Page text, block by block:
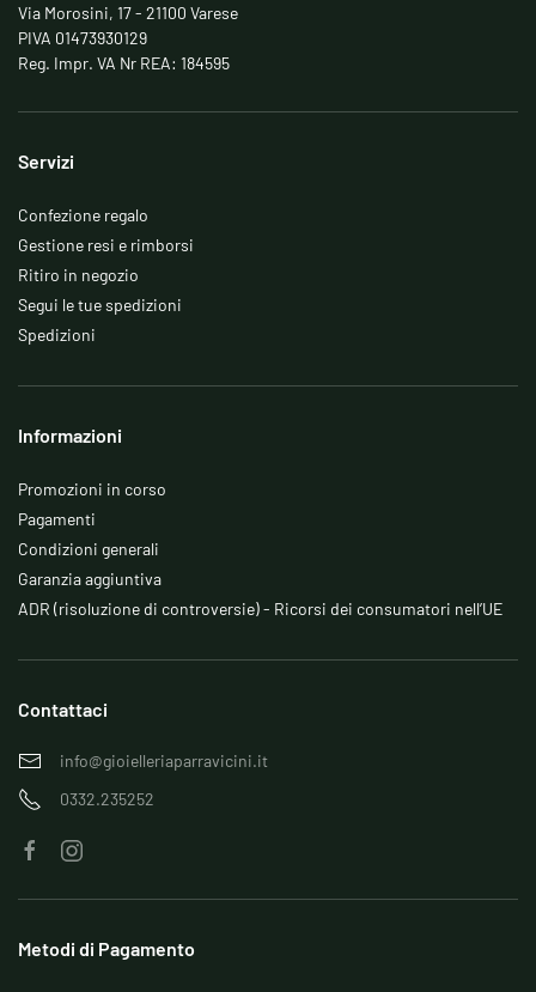
Via Morosini, 17 - 21100 Varese
PIVA 01473930129
Reg. Impr. VA Nr REA: 184595
Servizi
Confezione regalo
Gestione resi e rimborsi
Ritiro in negozio
Segui le tue spedizioni
Spedizioni
Informazioni
Promozioni in corso
Pagamenti
Condizioni generali
Garanzia aggiuntiva
ADR (risoluzione di controversie) - Ricorsi dei consumatori nell’UE
Contattaci
info@gioielleriaparravicini.it
0332.235252
Metodi di Pagamento